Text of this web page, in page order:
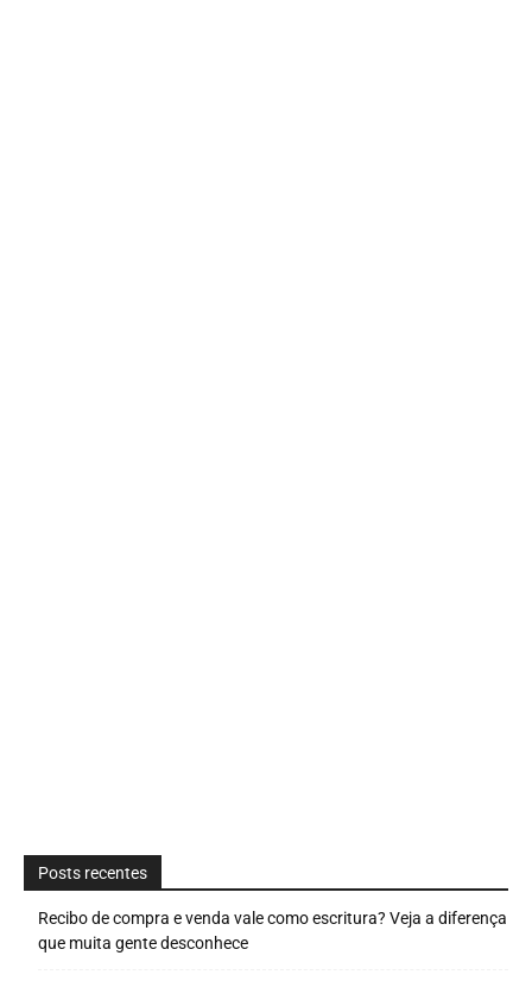
Posts recentes
Recibo de compra e venda vale como escritura? Veja a diferença
que muita gente desconhece